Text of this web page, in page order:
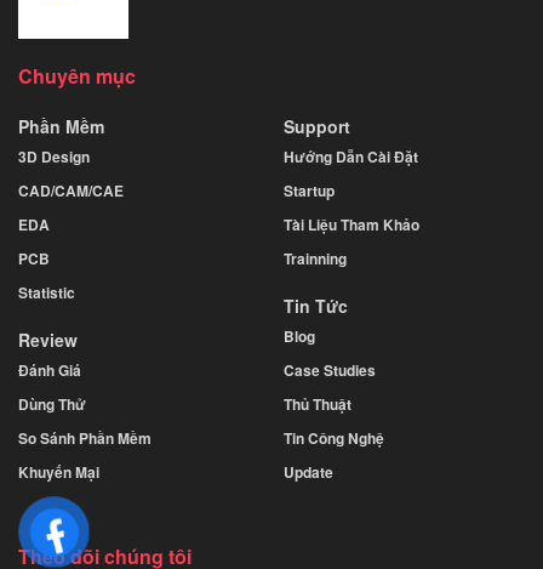
Chuyên mục
Phần Mềm
3D Design
CAD/CAM/CAE
EDA
PCB
Statistic
Review
Đánh Giá
Dùng Thử
So Sánh Phần Mềm
Khuyến Mại
Support
Hướng Dẫn Cài Đặt
Startup
Tài Liệu Tham Khảo
Trainning
Tin Tức
Blog
Case Studies
Thủ Thuật
Tin Công Nghệ
Update
Theo dõi chúng tôi